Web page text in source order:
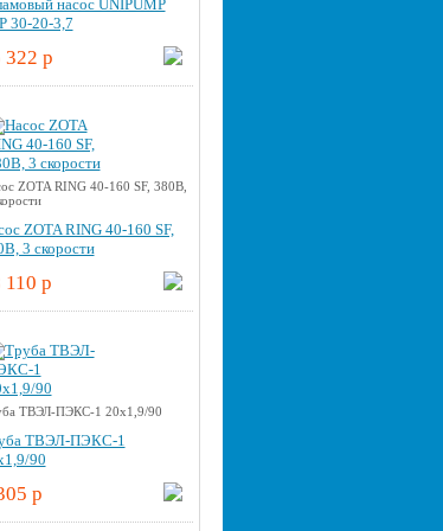
насос UNIPUMP
30-20-3,7
322 p
ZOTA RING 40-160 SF, 380В,
ZOTA RING 40-160 SF,
3 скорости
110 p
ТВЭЛ-ПЭКС-1 20x1,9/90
ТВЭЛ-ПЭКС-1
90
p